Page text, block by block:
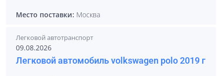
Место поставки: Москва
Легковой автотранспорт
09.08.2026
Легковой автомобиль volkswagen polo 2019 г